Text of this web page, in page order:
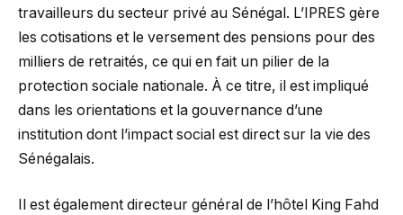
travailleurs du secteur privé au Sénégal. L’IPRES gère
les cotisations et le versement des pensions pour des
milliers de retraités, ce qui en fait un pilier de la
protection sociale nationale. À ce titre, il est impliqué
dans les orientations et la gouvernance d’une
institution dont l’impact social est direct sur la vie des
Sénégalais.
Il est également directeur général de l’hôtel King Fahd